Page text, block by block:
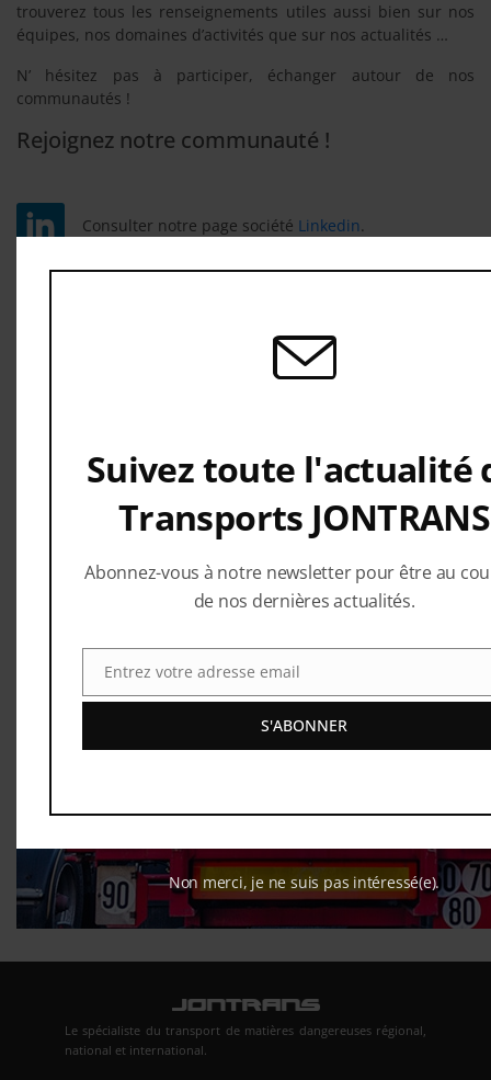
trouverez tous les renseignements utiles aussi bien sur nos
équipes, nos domaines d’activités que sur nos actualités …
N’ hésitez pas à participer, échanger autour de nos
communautés !
Rejoignez notre communauté !
Consulter notre page société Linkedin.
Suivre l’actualité de notre société sur le compte
Consulter nos vidéos sur le compteYoutube
Le spécialiste du transport de matières dangereuses régional,
national et international.
Suivez toute l'actualité
Transports JONTRANS
Abonnez-vous à notre newsletter pour être au
de nos dernières actualités.
Email
Entrez votre adresse email
S'ABONNER
Non merci, je ne suis pas intéressé(e).